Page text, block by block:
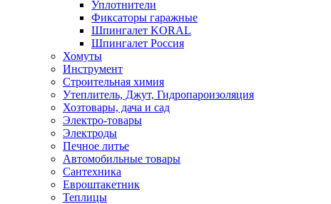
Уплотнители
Фиксаторы гаражные
Шпингалет KORAL
Шпингалет Россия
Хомуты
Инструмент
Строительная химия
Утеплитель, Джут, Гидропароизоляция
Хозтовары, дача и сад
Электро-товары
Электроды
Печное литье
Автомобильные товары
Сантехника
Евроштакетник
Теплицы